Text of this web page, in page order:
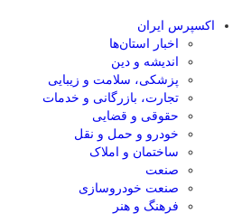
اکسپرس ایران
اخبار استان‌ها
اندیشه و دین
پزشکی، سلامت و زیبایی
تجارت، بازرگانی و خدمات
حقوقی و قضایی
خودرو و حمل و نقل
ساختمان و املاک
صنعت
صنعت خودروسازی
فرهنگ و هنر